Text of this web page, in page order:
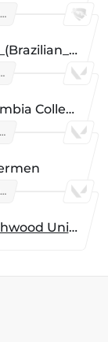
RLCS 2026 - 1v1 World Championship
Diaz_(Brazilian_Player)
2025: Fall
Columbia College
League 2025: Fall
PlayVS College League 2025: Fall
Northwood University